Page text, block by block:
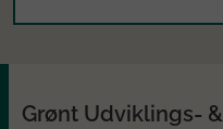
Grønt Udviklings- &